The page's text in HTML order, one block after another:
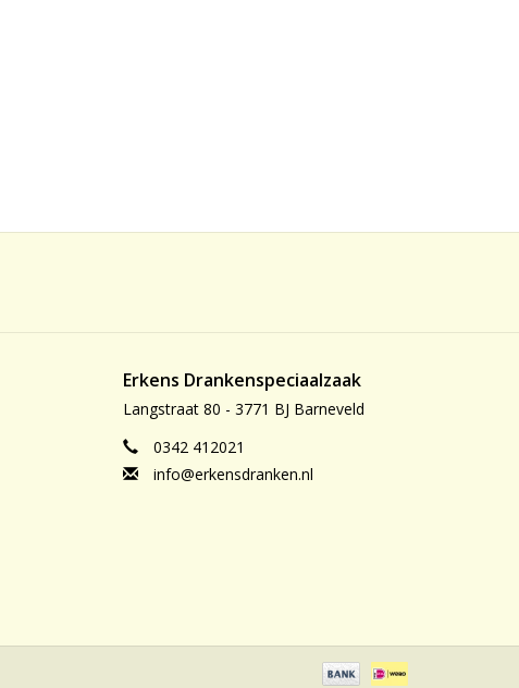
Erkens Drankenspeciaalzaak
Langstraat 80 - 3771 BJ Barneveld
0342 412021
info@erkensdranken.nl